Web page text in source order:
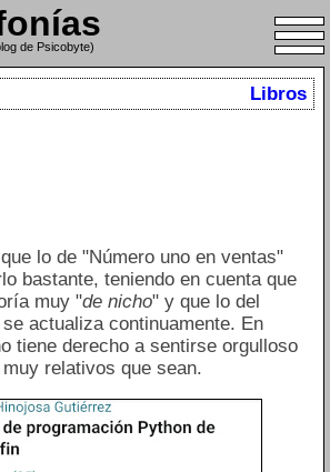
de Psicobyte)
Libros
lo de "Número uno en ventas"
bastante, teniendo en cuenta que
muy "de nicho" y que lo del
actualiza continuamente. En
tiene derecho a sentirse orgulloso
relativos que sean.